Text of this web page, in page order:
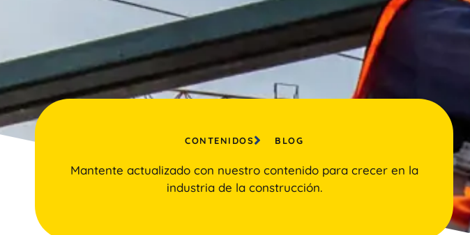
CONTENIDOS BLOG
Mantente actualizado con nuestro contenido para crecer en la
industria de la construcción.